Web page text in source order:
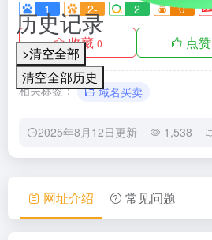
历史记录
>清空全部
清空全部历史
1 2- 2 0
收藏 0 点赞
相关标签： 域名买卖
2025年8月12日更新 1,538
网址介绍 常见问题